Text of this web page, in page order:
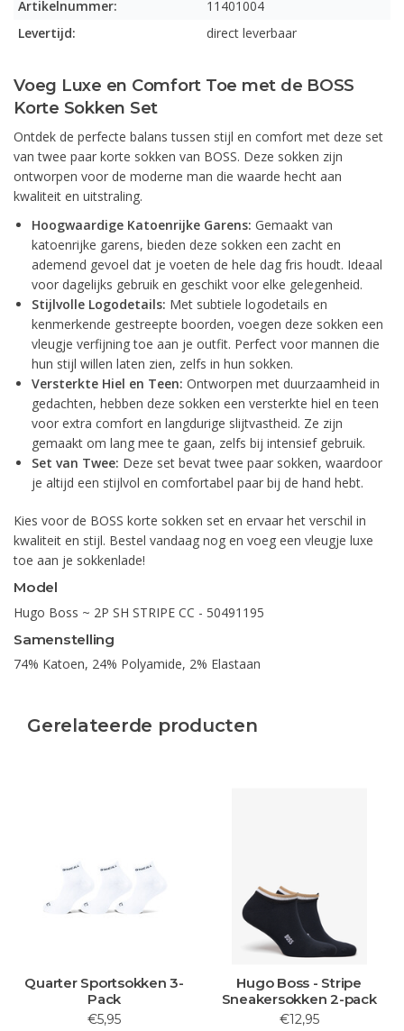
Artikelnummer:
11401004
Levertijd:
direct leverbaar
Voeg Luxe en Comfort Toe met de BOSS
Korte Sokken Set
Ontdek de perfecte balans tussen stijl en comfort met deze set
van twee paar korte sokken van BOSS. Deze sokken zijn
ontworpen voor de moderne man die waarde hecht aan
kwaliteit en uitstraling.
Hoogwaardige Katoenrijke Garens: Gemaakt van
katoenrijke garens, bieden deze sokken een zacht en
ademend gevoel dat je voeten de hele dag fris houdt. Ideaal
voor dagelijks gebruik en geschikt voor elke gelegenheid.
Stijlvolle Logodetails: Met subtiele logodetails en
kenmerkende gestreepte boorden, voegen deze sokken een
vleugje verfijning toe aan je outfit. Perfect voor mannen die
hun stijl willen laten zien, zelfs in hun sokken.
Versterkte Hiel en Teen: Ontworpen met duurzaamheid in
gedachten, hebben deze sokken een versterkte hiel en teen
voor extra comfort en langdurige slijtvastheid. Ze zijn
gemaakt om lang mee te gaan, zelfs bij intensief gebruik.
Set van Twee: Deze set bevat twee paar sokken, waardoor
je altijd een stijlvol en comfortabel paar bij de hand hebt.
Kies voor de BOSS korte sokken set en ervaar het verschil in
kwaliteit en stijl. Bestel vandaag nog en voeg een vleugje luxe
toe aan je sokkenlade!
Model
Hugo Boss ~ 2P SH STRIPE CC - 50491195
Samenstelling
74% Katoen, 24% Polyamide, 2% Elastaan
Gerelateerde producten
Quarter Sportsokken 3-
Pack
€5,95
Hugo Boss - Stripe
Sneakersokken 2-pack
€12,95